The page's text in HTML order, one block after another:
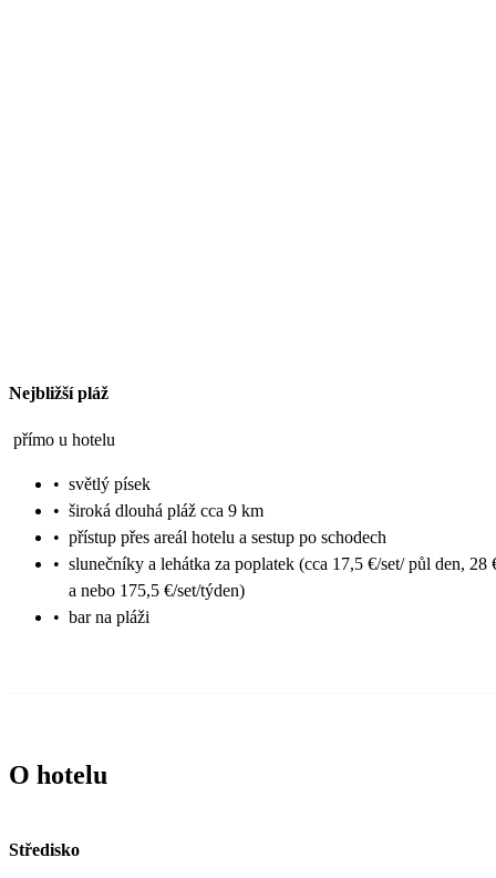
Nejbližší pláž
přímo u hotelu
• světlý písek
• široká dlouhá pláž cca 9 km
• přístup přes areál hotelu a sestup po schodech
• slunečníky a lehátka za poplatek (cca 17,5 €/set/ půl den, 28
a nebo 175,5 €/set/týden)
• bar na pláži
O hotelu
Středisko